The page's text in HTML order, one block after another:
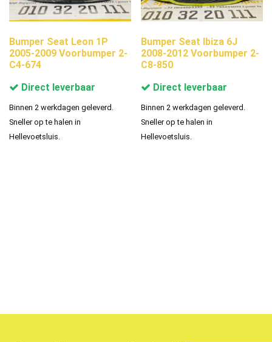
Bumper Seat Leon 1P
2005-2009 Voorbumper 2-
C4-674
Direct leverbaar
Binnen 2 werkdagen geleverd.
Sneller op te halen in
Hellevoetsluis.
Bumper Seat Ibiza 6J
2008-2012 Voorbumper 2-
C8-850
Direct leverbaar
Binnen 2 werkdagen geleverd.
Sneller op te halen in
Hellevoetsluis.